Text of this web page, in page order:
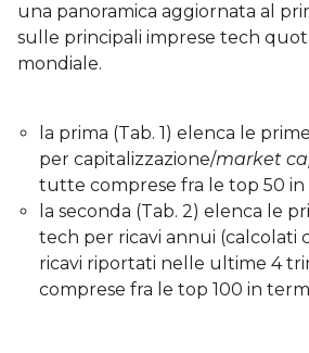
una panoramica aggiornata al
sulle principali imprese tech
mondiale.
la prima (Tab. 1) elenca le
per capitalizzazione/market
tutte comprese fra le top 50 in
la seconda (Tab. 2) elenca le
tech per ricavi annui (calcolati
ricavi riportati nelle ultime 4
comprese fra le top 100 in